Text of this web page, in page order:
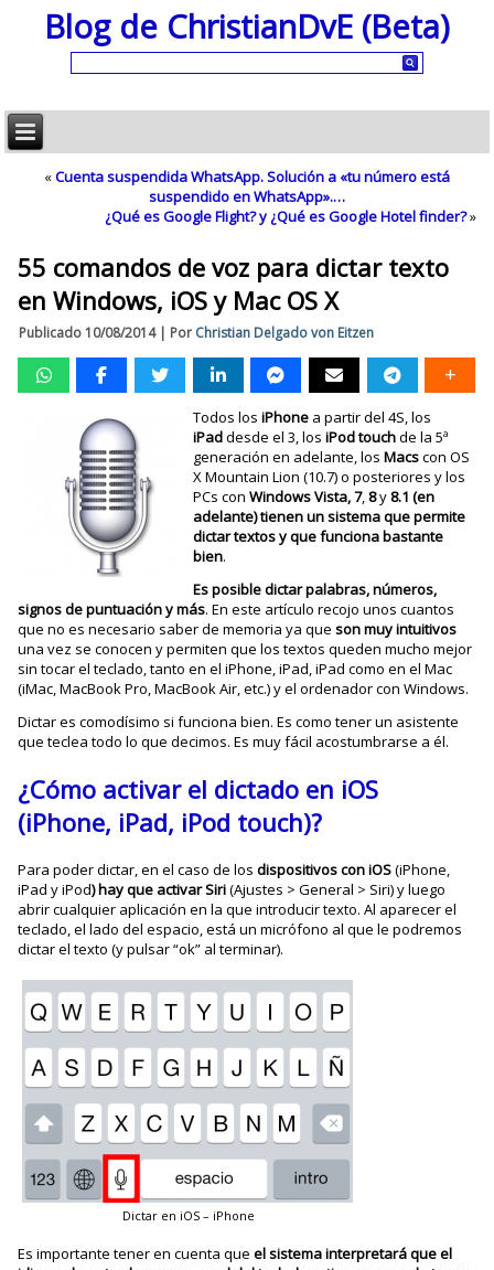
Blog de ChristianDvE (Beta)
«Cuenta suspendida WhatsApp. Solución a «tu número está
suspendido en WhatsApp».…
¿Qué es Google Flight? y ¿Qué es Google Hotel finder?»
55 comandos de voz para dictar texto
en Windows, iOS y Mac OS X
Publicado 10/08/2014| Por Christian Delgado von Eitzen
Todos los iPhonea partir del 4S, los
iPaddesde el 3, los iPodtouchde la 5ª
generación en adelante, los Macscon OS
X Mountain Lion (10.7) o posteriores y los
PCs con Windows Vista, 7,8y8.1 (en
adelante)tienen un sistema que permite
dictar textos y que funciona bastante
bien.
Es posible dictar palabras, números,
signos de puntuación y más. En este artículo recojo unos cuantos
que no es necesario saber de memoria ya queson muy intuitivos
una vez se conocen y permiten que los textos queden mucho mejor
sin tocar el teclado, tanto en el iPhone, iPad, iPad como en el Mac
(iMac, MacBook Pro, MacBook Air, etc.) y el ordenador con Windows.
Dictar es comodísimo si funciona bien. Es como tener un asistente
que teclea todo lo que decimos. Es muy fácil acostumbrarse a él.
¿Cómo activar el dictado en iOS
(iPhone, iPad, iPod touch)?
Para poder dictar, en el caso de losdispositivos con iOS(iPhone,
iPad y iPod) hay que activar Siri(Ajustes > General > Siri) y luego
abrir cualquier aplicación en la que introducir texto. Al aparecer el
teclado, el lado del espacio, está un micrófono al que le podremos
dictar el texto (y pulsar “ok” al terminar).
Dictar en iOS – iPhone
Es importante tener en cuenta queel sistema interpretará que el